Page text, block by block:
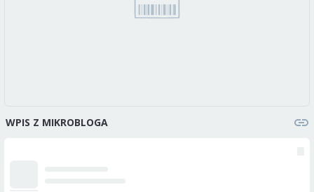
WPIS Z MIKROBLOGA